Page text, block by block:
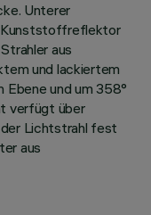
Unterer
Kunststoffreflektor
aus
und lackiertem
Ebene und um 358°
verfügt über
Lichtstrahl fest
aus